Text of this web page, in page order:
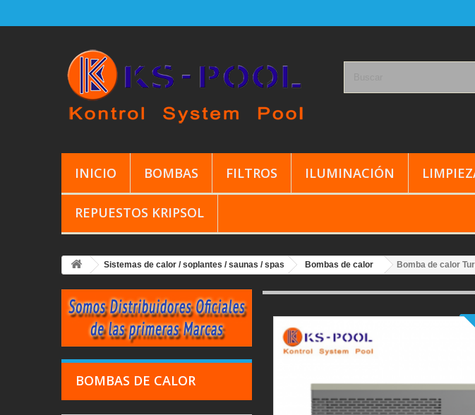
INICIO BOMBAS FILTROS ILUMINACIÓN
REPUESTOS KRIPSOL
Sistemas de calor / soplantes / saunas / spas Bombas de calor Bomba de calor
BOMBAS DE CALOR